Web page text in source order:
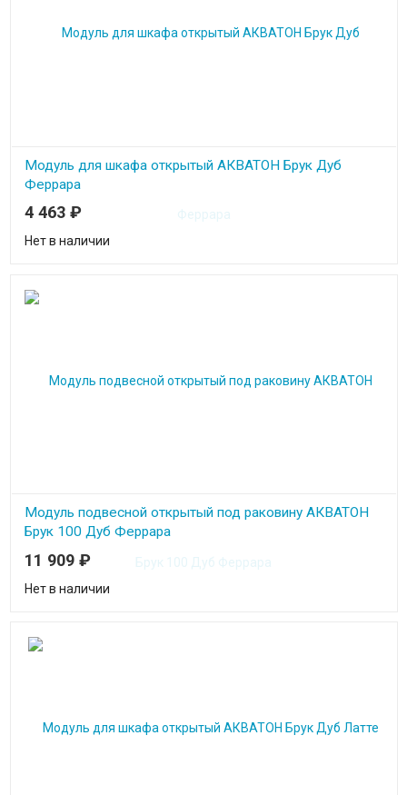
Модуль для шкафа открытый АКВАТОН Брук Дуб
Феррара
4 463 ₽
Нет в наличии
Модуль подвесной открытый под раковину АКВАТОН
Брук 100 Дуб Феррара
Ширина 100 см
Глубина 44.3 см
11 909 ₽
Нет в наличии